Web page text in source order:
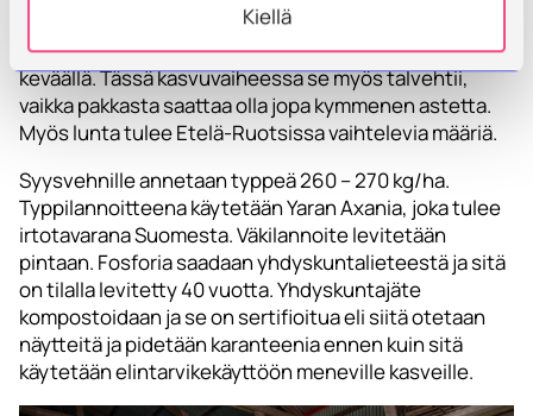
Kiellä
kylvettävää mallasohraa kylvetään syksyllä myöhään ja
se ehtii juuri itää ja on valmiina lähtemään kasvuun
keväällä. Tässä kasvuvaiheessa se myös talvehtii,
vaikka pakkasta saattaa olla jopa kymmenen astetta.
Myös lunta tulee Etelä-Ruotsissa vaihtelevia määriä.
Syysvehnille annetaan typpeä 260 – 270 kg/ha.
Typpilannoitteena käytetään Yaran Axania, joka tulee
irtotavarana Suomesta. Väkilannoite levitetään
pintaan. Fosforia saadaan yhdyskuntalieteestä ja sitä
on tilalla levitetty 40 vuotta. Yhdyskuntajäte
kompostoidaan ja se on sertifioitua eli siitä otetaan
näytteitä ja pidetään karanteenia ennen kuin sitä
käytetään elintarvikekäyttöön meneville kasveille.